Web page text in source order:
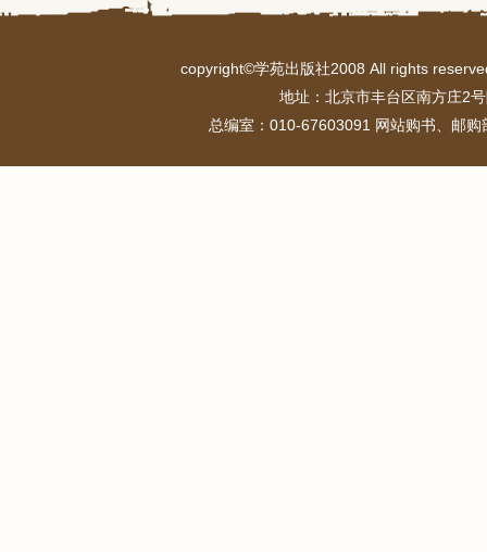
copyright©学苑出版社2008 All rights
地址：北京市丰台区南方庄2
总编室：010-67603091 网站购书、邮